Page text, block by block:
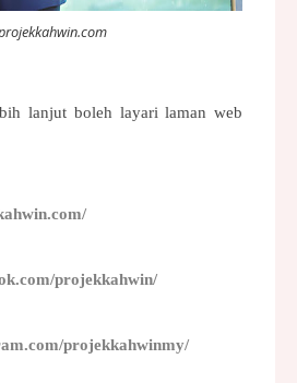
lanjut boleh layari laman web
projekkahwin/
projekkahwinmy/